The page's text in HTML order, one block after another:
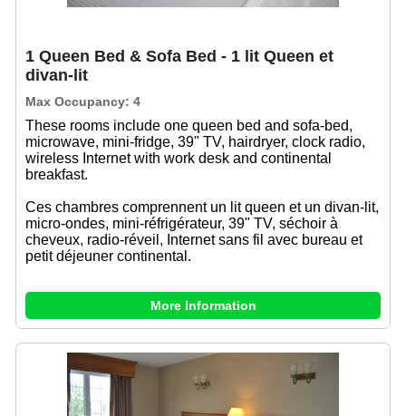
1 Queen Bed & Sofa Bed - 1 lit Queen et
divan-lit
Max Occupancy: 4
These rooms include one queen bed and sofa-bed,
microwave, mini-fridge, 39" TV, hairdryer, clock radio,
wireless Internet with work desk and continental
breakfast.
Ces chambres comprennent un lit queen et un divan-lit,
micro-ondes, mini-réfrigérateur, 39" TV, séchoir à
cheveux, radio-réveil, Internet sans fil avec bureau et
petit déjeuner continental.
More Information